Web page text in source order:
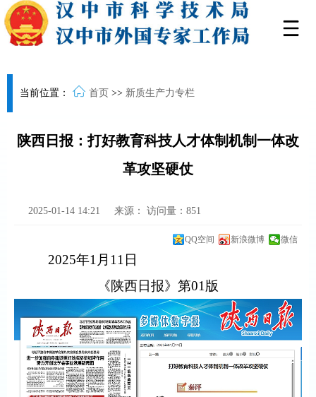
当前位置： 首页 >> 新质生产力专栏
陕西日报：打好教育科技人才体制机制一体改
革攻坚硬仗
2025-01-14 14:21 来源： 访问量： 851
QQ空间 新浪微博 微信
2025年1月11日
《陕西日报》第01版